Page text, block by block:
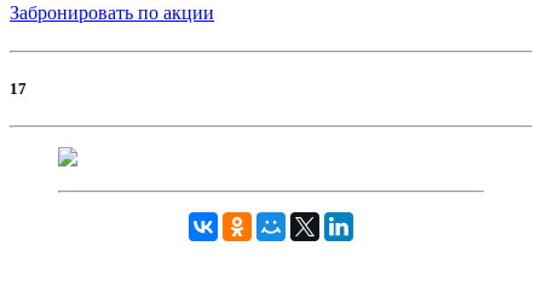
Забронировать по акции
17